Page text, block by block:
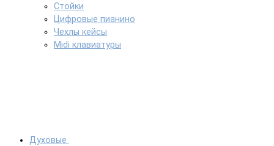
Стойки
Цифровые пианино
Чехлы кейсы
Midi клавиатуры
Духовые